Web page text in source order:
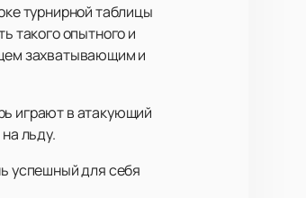
турнирной таблицы
такого опытного и
захватывающим и
играют в атакующий
льду.
успешный для себя